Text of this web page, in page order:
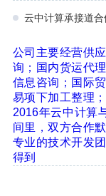
云中计算承接道
公司主要经营供
询；国内货运代
信息咨询；国际
易项下加工整理
2016年云中计算
间里，双方合作
专业的技术开发
得到